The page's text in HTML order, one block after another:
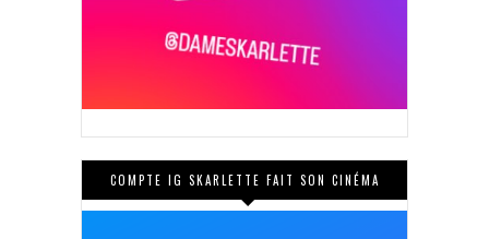
COMPTE IG SKARLETTE FAIT SON CINÉMA